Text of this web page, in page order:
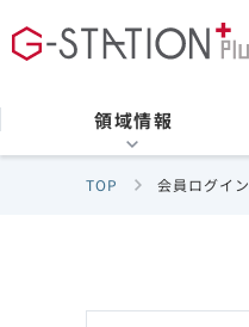
領域情報
TOP 会員ログイン